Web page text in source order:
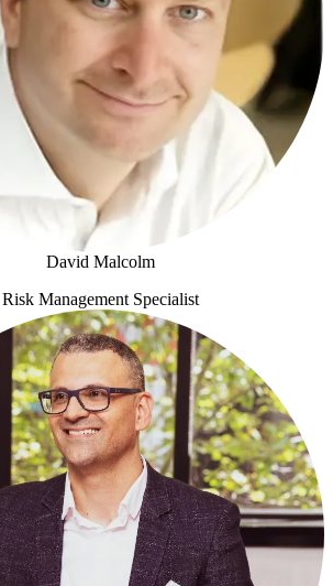
David Malcolm
Risk Management Specialist
David Malcolm